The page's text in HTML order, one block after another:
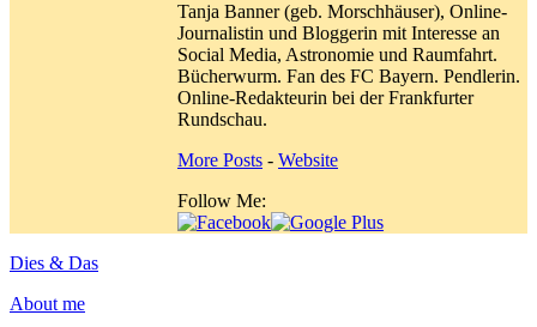
Tanja Banner (geb. Morschhäuser), Online-
Journalistin und Bloggerin mit Interesse an
Social Media, Astronomie und Raumfahrt.
Bücherwurm. Fan des FC Bayern. Pendlerin.
Online-Redakteurin bei der Frankfurter
Rundschau.
More Posts - Website
Follow Me:
Dies & Das
About me